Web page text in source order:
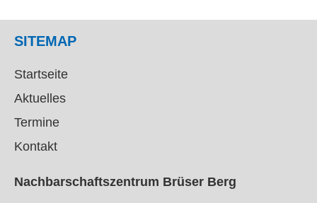
SITEMAP
Startseite
Aktuelles
Termine
Kontakt
Nachbarschaftszentrum Brüser Berg